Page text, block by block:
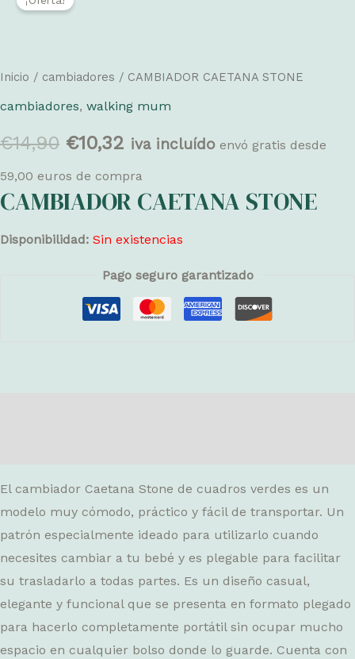
Inicio / cambiadores / CAMBIADOR CAETANA STONE
cambiadores, walking mum
€14,90 El
precio
original
era:
€14,90.
€10,32 El
precio
actual
es:
€10,32.
iva incluído envó gratis desde
59,00 euros de compra
CAMBIADOR CAETANA STONE
Disponibilidad: Sin existencias
Pago seguro garantizado
El cambiador Caetana Stone de cuadros verdes es un
modelo muy cómodo, práctico y fácil de transportar. Un
patrón especialmente ideado para utilizarlo cuando
necesites cambiar a tu bebé y es plegable para facilitar
su trasladarlo a todas partes. Es un diseño casual,
elegante y funcional que se presenta en formato plegado
para hacerlo completamente portátil sin ocupar mucho
espacio en cualquier bolso donde lo guarde. Cuenta con